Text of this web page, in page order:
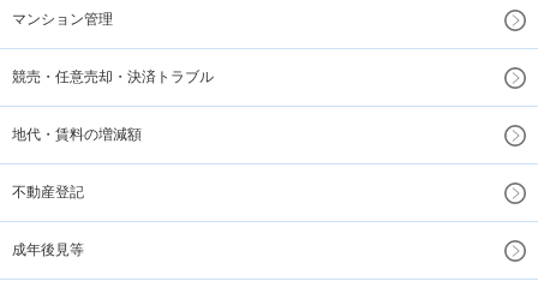
マンション管理
競売・任意売却・決済トラブル
地代・賃料の増減額
不動産登記
成年後見等